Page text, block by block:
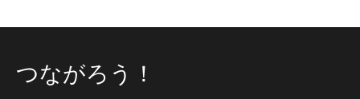
つながろう！